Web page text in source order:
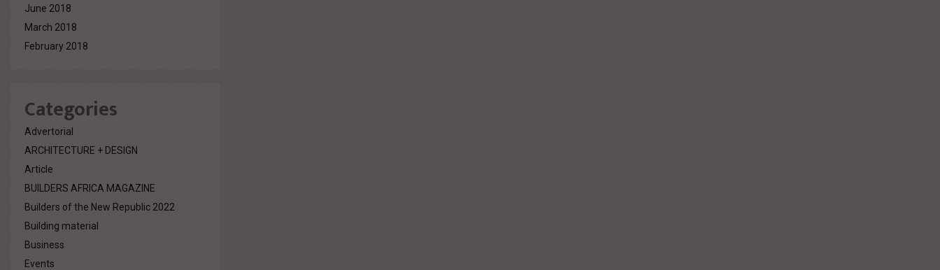
June 2018
March 2018
February 2018
Categories
Advertorial
ARCHITECTURE + DESIGN
Article
BUILDERS AFRICA MAGAZINE
Builders of the New Republic 2022
Building material
Business
Events